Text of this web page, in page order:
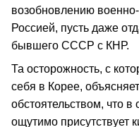
возобновлению
Россией, пусть даже
бывшего СССР с КНР.
Та осторожность, с
себя в Корее,
обстоятельством, что
ощутимо присутствует